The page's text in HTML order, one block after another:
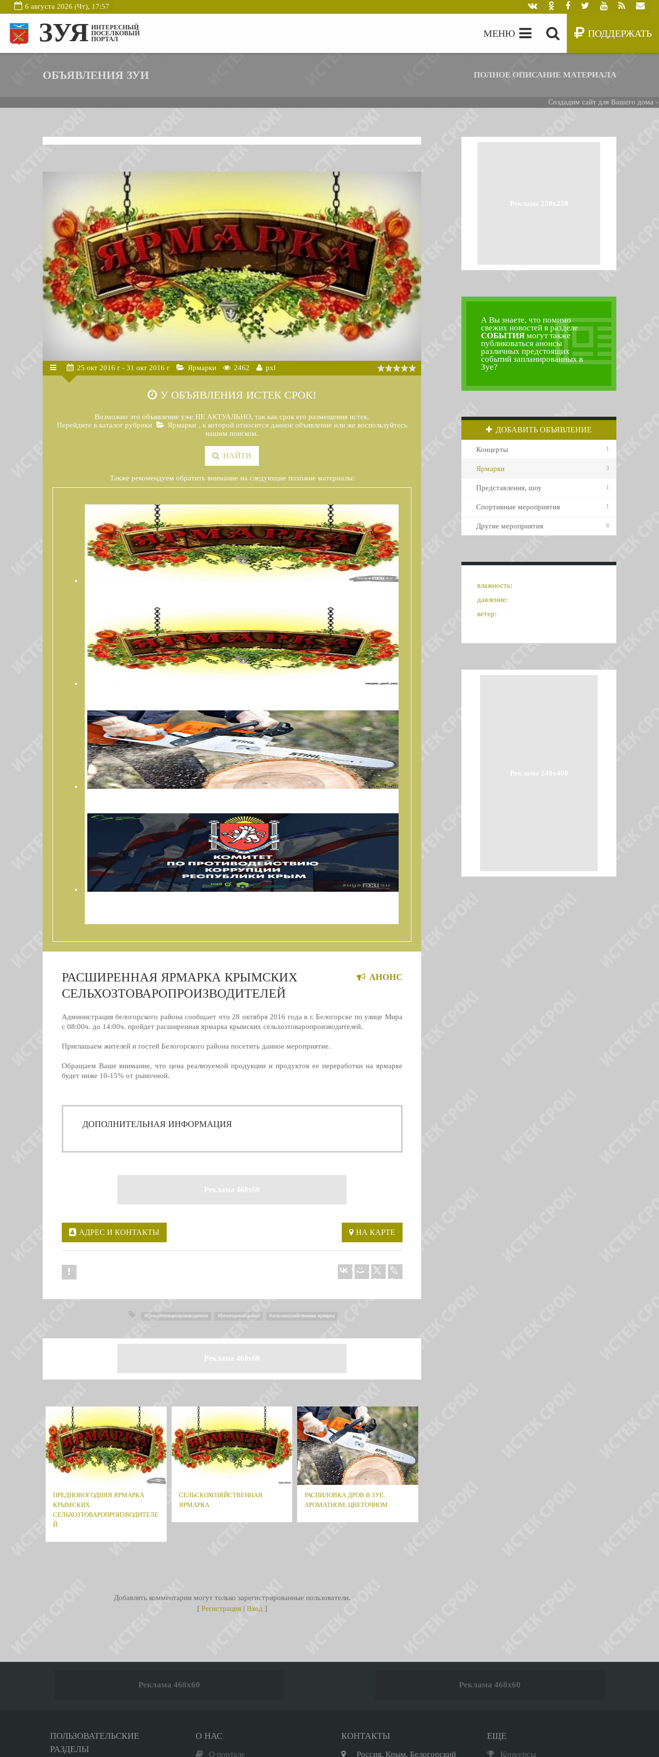
6 августа 2026 (Чт), 17:57
ЗУЯ ИНТЕРЕСНЫЙ
ПОСЕЛКОВЫЙ
ПОРТАЛ
ПОДДЕРЖАТЬ
МЕНЮ
ОБЪЯВЛЕНИЯ ЗУИ ПОЛНОЕ ОПИСАНИЕ МАТЕРИАЛА
Создадим сайт для Вашего дома -
25 окт 2016 г - 31 окт 2016 г Ярмарки 2462 pxl
У ОБЪЯВЛЕНИЯ ИСТЕК СРОК!
Возможно это объявление уже НЕ АКТУАЛЬНО, так как срок его размещения истек.
Перейдите в каталог рубрики
Ярмарки , к которой относится данное объявление или же воспользуйтесь
нашим поиском.
НАЙТИ
Также рекомендуем обратить внимание на следующие похожие материалы:
АНОНС
РАСШИРЕННАЯ ЯРМАРКА КРЫМСКИХ
СЕЛЬХОЗТОВАРОПРОИЗВОДИТЕЛЕЙ
Администрация белогорского района сообщает что 28 октября 2016 года в г. Белогорске по улице Мира
с 08:00ч. до 14:00ч. пройдет расширенная ярмарка крымских сельхозтоваропроизводителей.
Приглашаем жителей и гостей Белогорского района посетить данное мероприятие.
Обращаем Ваше внимание, что цена реализуемой продукции и продуктов ее переработки на ярмарке
будет ниже 10-15% от рыночной.
ДОПОЛНИТЕЛЬНАЯ ИНФОРМАЦИЯ
Реклама 468x60
АДРЕС И КОНТАКТЫ НА КАРТЕ
Сельхозтоваропроизводители Белогорский район сельскохозяйственная ярмарка
Реклама 468x60
ПРЕДНОВОГОДНЯЯ ЯРМАРКА
КРЫМСКИХ
СЕЛЬХОЗТОВАРОПРОИЗВОДИТЕЛЕ
Й
СЕЛЬСКОХОЗЯЙСТВЕННАЯ
ЯРМАРКА
РАСПИЛОВКА ДРОВ В ЗУЕ,
АРОМАТНОМ, ЦВЕТОЧНОМ
Добавлять комментарии могут только зарегистрированные пользователи.
[ Регистрация| Вход]
Реклама 250x250
А Вы знаете, что помимо
свежих новостей в разделе
СОБЫТИЯ могут также
публиковаться анонсы
различных предстоящих
событий запланированных в
Зуе?
ДОБАВИТЬ ОБЪЯВЛЕНИЕ
Концерты 1
Ярмарки 3
Представления, шоу 1
Спортивные мероприятия 1
Другие мероприятия 8
влажность:
давление:
ветер:
Реклама 240x400
Реклама 468x60 Реклама 468x60
ПОЛЬЗОВАТЕЛЬСКИЕ
РАЗДЕЛЫ
О НАС
О портале
КОНТАКТЫ
Россия, Крым, Белогорский
ЕЩЕ
Конкурсы